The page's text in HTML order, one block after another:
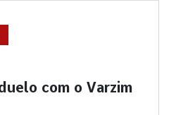
com o Varzim